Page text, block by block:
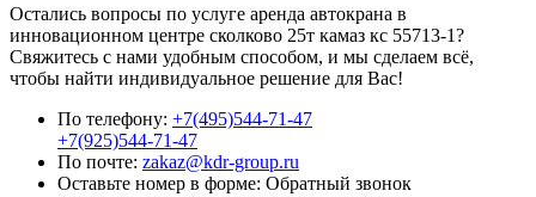
Остались вопросы по услуге аренда автокрана в
инновационном центре сколково 25т камаз кс 55713-1?
Свяжитесь с нами удобным способом, и мы сделаем всё,
чтобы найти индивидуальное решение для Вас!
По телефону: +7(495)544-71-47
+7(925)544-71-47
По почте: zakaz@kdr-group.ru
Оставьте номер в форме: Обратный звонок